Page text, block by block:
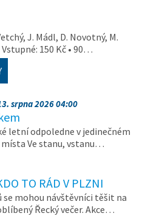
J. Mádl, D. Novotný, M.
150 Kč • 90…
srpna 2026 04:00
letní odpoledne v jedinečném
Ve stanu, vstanu…
TO RÁD V PLZNI
mohou návštěvníci těšit na
Řecký večer. Akce…